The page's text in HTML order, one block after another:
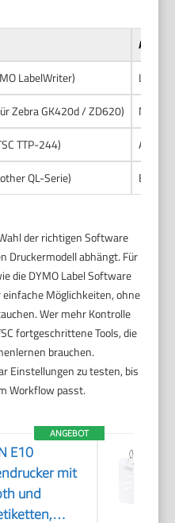
LabelWriter)
Zebra GK420d / ZD620)
TTP-244)
QL-Serie)
der richtigen Software
Druckermodell abhängt. Für
die DYMO Label Software
Möglichkeiten, ohne
Wer mehr Kontrolle
fortgeschrittene Tools, die
brauchen.
Einstellungen zu testen, bis
Workflow passt.
ANGEBOT
E10
mit
und